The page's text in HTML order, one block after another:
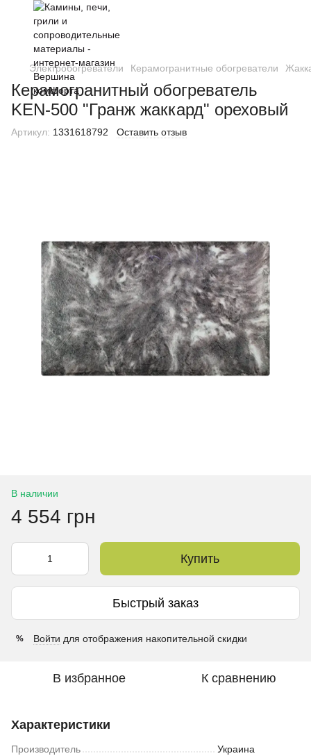
Электробогреватели Керамогранитные обогреватели
Керамогранитный обогреватель
KEN-500 "Гранж жаккард" ореховый
Артикул: 1331618792 Оставить отзыв
В наличии
4 554 грн
Купить
Быстрый заказ
% Войти для отображения накопительной скидки
В избранное К сравнению
Характеристики
Производитель Украина